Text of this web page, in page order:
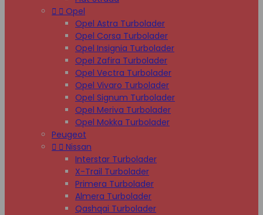
  Opel
Opel Astra Turbolader
Opel Corsa Turbolader
Opel Insignia Turbolader
Opel Zafira Turbolader
Opel Vectra Turbolader
Opel Vivaro Turbolader
Opel Signum Turbolader
Opel Meriva Turbolader
Opel Mokka Turbolader
Peugeot
  Nissan
Interstar Turbolader
X-Trail Turbolader
Primera Turbolader
Almera Turbolader
Qashqai Turbolader